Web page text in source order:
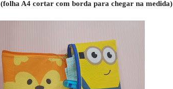
A4 cortar com borda para chegar na medida)